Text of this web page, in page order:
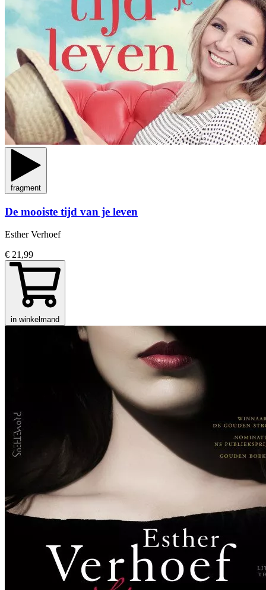
fragment
De mooiste tijd van je leven
Esther Verhoef
€ 21,99
in winkelmand